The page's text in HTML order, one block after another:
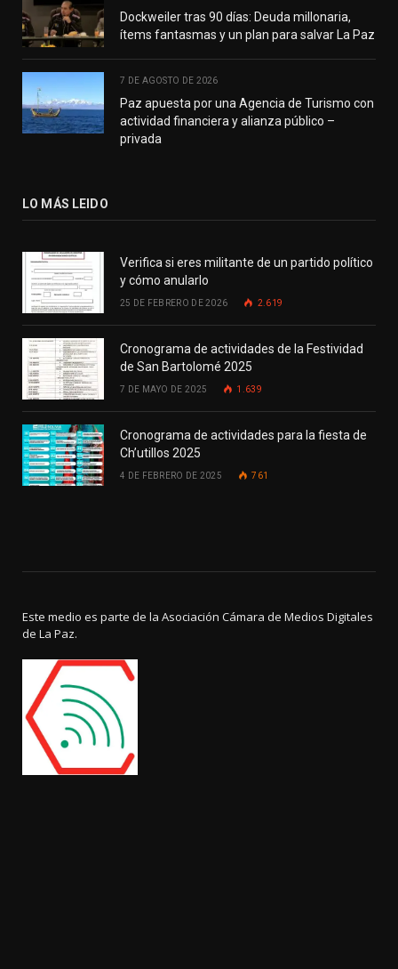
Dockweiler tras 90 días: Deuda millonaria,
ítems fantasmas y un plan para salvar La Paz
7 DE AGOSTO DE 2026
Paz apuesta por una Agencia de Turismo con
actividad financiera y alianza público –
privada
LO MÁS LEIDO
Verifica si eres militante de un partido político
y cómo anularlo
25 DE FEBRERO DE 2026 2.619
Cronograma de actividades de la Festividad
de San Bartolomé 2025
7 DE MAYO DE 2025 1.639
Cronograma de actividades para la fiesta de
Ch’utillos 2025
4 DE FEBRERO DE 2025 761
Este medio es parte de la Asociación Cámara de Medios Digitales
de La Paz.